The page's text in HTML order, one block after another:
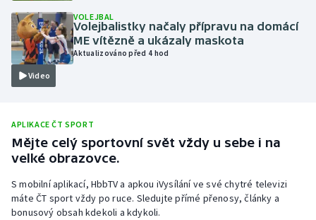
Olympijské hry
Parasport
Plážový volejbal
Ragby
Rychlobruslení
Video
VOLEJBAL
Volejbalistky načaly přípravu na domácí
ME vítězně a ukázaly maskota
Aktualizováno před 4 hod
APLIKACE ČT SPORT
Mějte celý sportovní svět vždy u sebe i na
velké obrazovce.
S mobilní aplikací, HbbTV a apkou iVysílání ve své chytré televizi
máte ČT sport vždy po ruce. Sledujte přímé přenosy, články a
bonusový obsah kdekoli a kdykoli.